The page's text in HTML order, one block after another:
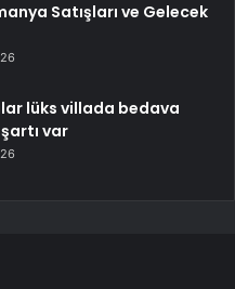
Satışları ve Gelecek
lüks villada bedava
var